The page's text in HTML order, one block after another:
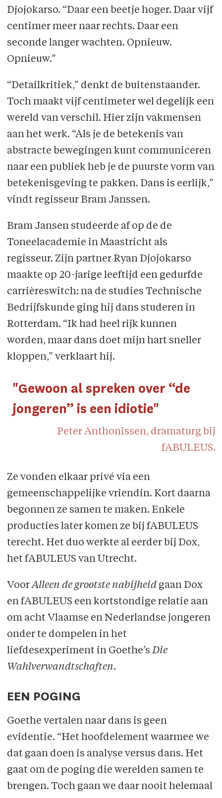
Djojokarso. “Daar een beetje hoger. Daar vijf
centimer meer naar rechts. Daar een
seconde langer wachten. Opnieuw.
Opnieuw.”
“Detailkritiek,” denkt de buitenstaander.
Toch maakt vijf centimeter wel degelijk een
wereld van verschil. Hier zijn vakmensen
aan het werk. “Als je de betekenis van
abstracte bewegingen kunt communiceren
naar een publiek heb je de puurste vorm van
betekenisgeving te pakken. Dans is eerlijk,”
vindt regisseur Bram Janssen.
Bram Jansen studeerde af op de de
Toneelacademie in Maastricht als
regisseur. Zijn partner Ryan Djojokarso
maakte op 20-jarige leeftijd een gedurfde
carrièreswitch: na de studies Technische
Bedrijfskunde ging hij dans studeren in
Rotterdam. “Ik had heel rijk kunnen
worden, maar dans doet mijn hart sneller
kloppen,” verklaart hij.
"Gewoon al spreken over “de
jongeren” is een idiotie"
Peter Anthonissen, dramaturg bij
fABULEUS.
Ze vonden elkaar privé via een
gemeenschappelijke vriendin. Kort daarna
begonnen ze samen te maken. Enkele
producties later komen ze bij fABULEUS
terecht. Het duo werkte al eerder bij Dox,
het fABULEUS van Utrecht.
VoorAlleen de grootste nabijheidgaan Dox
en fABULEUS een kortstondige relatie aan
om acht Vlaamse en Nederlandse jongeren
onder te dompelen in het
liefdesexperiment in Goethe’sDie
Wahlverwandtschaften.
EEN POGING
Goethe vertalen naar dans is geen
evidentie. “Het hoofdelement waarmee we
dat gaan doen is analyse versus dans. Het
gaat om de poging die werelden samen te
brengen. Toch gaan we daar nooit helemaal